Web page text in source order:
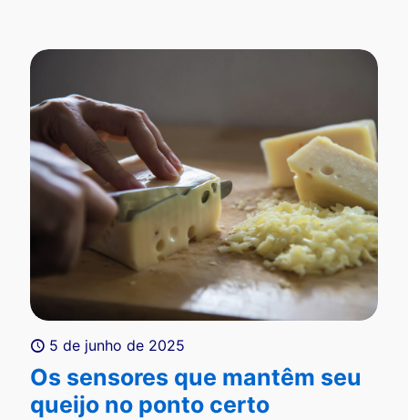
5 de junho de 2025
Os sensores que mantêm seu
queijo no ponto certo